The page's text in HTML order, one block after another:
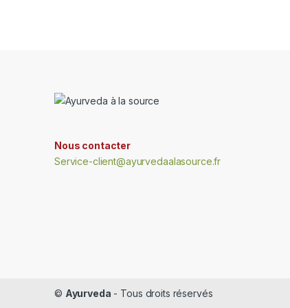
Nous contacter
Service-client@ayurvedaalasource.fr
© Ayurveda - Tous droits réservés